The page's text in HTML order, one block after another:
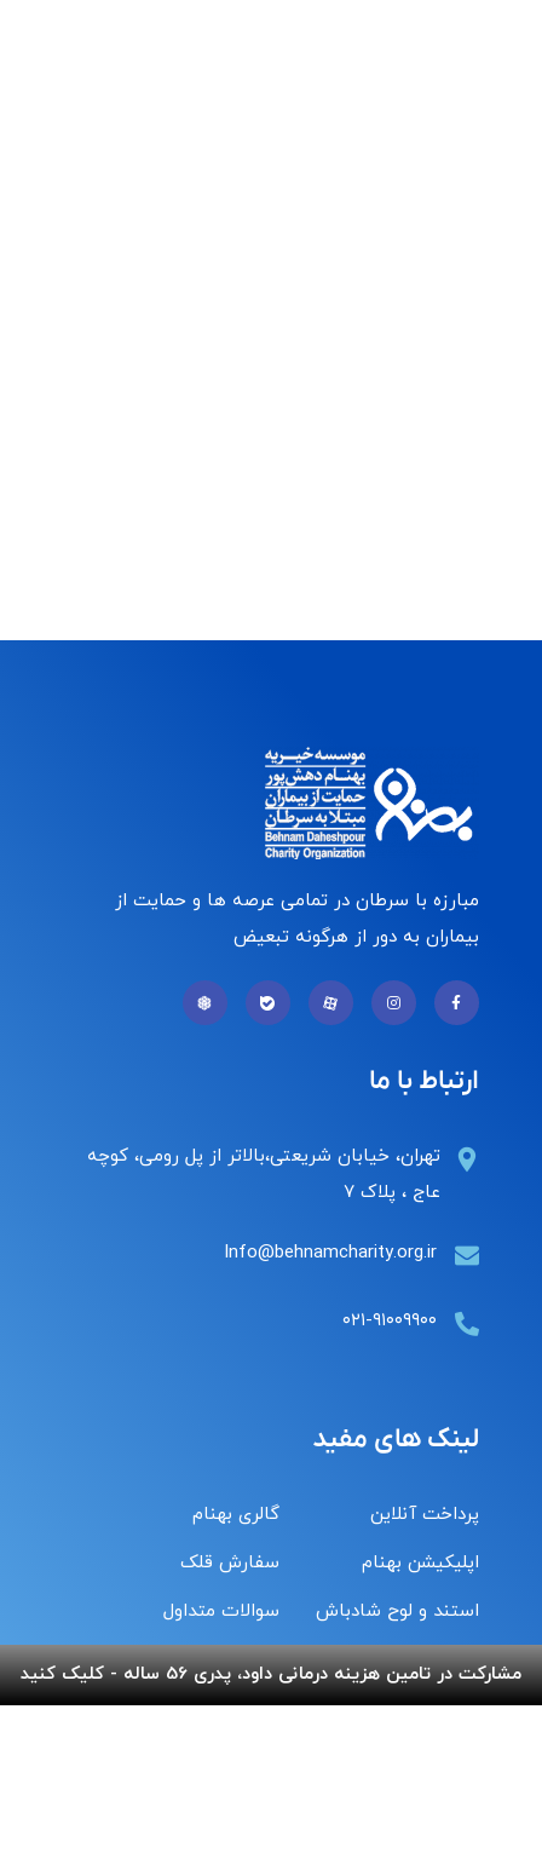
مبارزه با سرطان در تمامی عرصه ها و حمایت از
بیماران به دور از هرگونه تبعیض
ارتباط با ما
تهران، خیابان شریعتی،بالاتر از پل رومی، کوچه
عاج ، پلاک ۷
Info@behnamcharity.org.ir
۰۲۱-۹۱۰۰۹۹۰۰
لینک های مفید
پرداخت آنلاین
اپلیکیشن بهنام
استند و لوح شادباش
استند و لوح یادبود
گالری بهنام
سفارش قلک
سوالات متداول
تماس با ما
مشارکت در تامین هزینه درمانی داود، پدری 56 ساله - کلیک کنید